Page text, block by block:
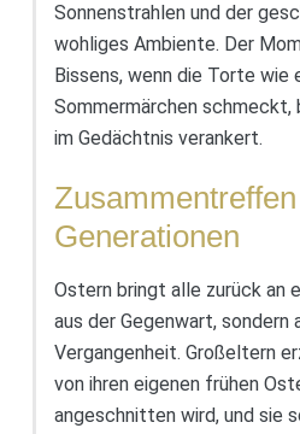
Sonnenstrahlen und der
wohliges Ambiente. Der
Bissens, wenn die Torte wie
Sommermärchen schmeckt,
im Gedächtnis verankert.
Generationen
Ostern bringt alle zurück an
aus der Gegenwart, sondern
Vergangenheit. Großeltern
von ihren eigenen frühen
angeschnitten wird, und sie